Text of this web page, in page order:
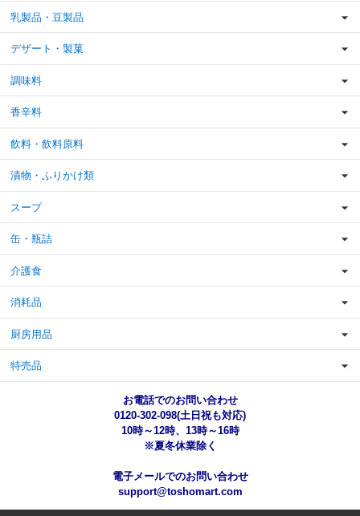
乳製品・豆製品
デザート・製菓
調味料
香辛料
飲料・飲料原料
漬物・ふりかけ類
スープ
缶・瓶詰
介護食
消耗品
厨房用品
特売品
お電話でのお問い合わせ
0120-302-098(土日祝も対応)
10時～12時、13時～16時
※夏冬休業除く
電子メールでのお問い合わせ
support@toshomart.com